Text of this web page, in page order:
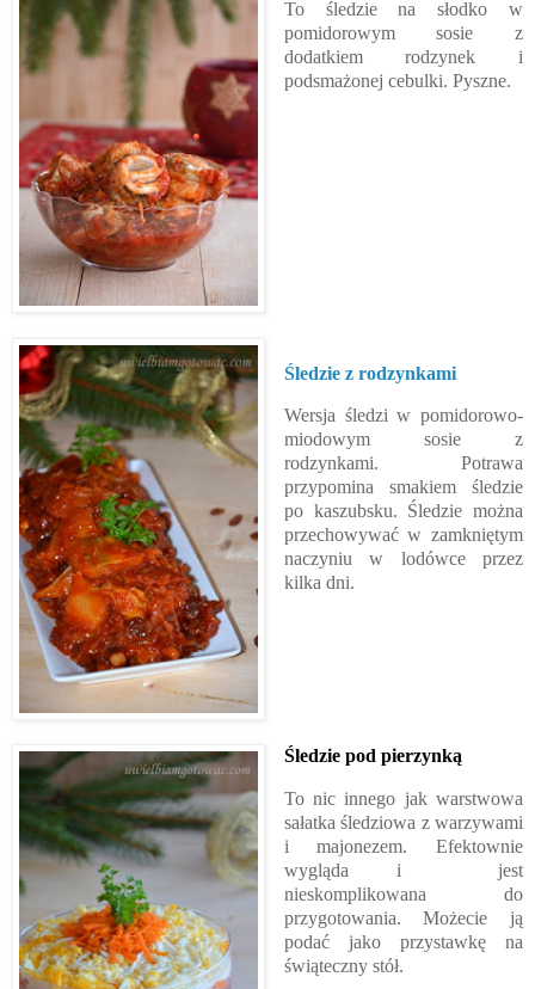
To śledzie na słodko w
pomidorowym sosie z
dodatkiem rodzynek i
podsmażonej cebulki. Pyszne.
Śledzie z rodzynkami
Wersja śledzi w pomidorowo-
miodowym sosie z
rodzynkami. Potrawa
przypomina smakiem śledzie
po kaszubsku. Śledzie można
przechowywać w zamkniętym
naczyniu w lodówce przez
kilka dni.
Śledzie pod pierzynką
To nic innego jak warstwowa
sałatka śledziowa z warzywami
i majonezem. Efektownie
wygląda i jest
nieskomplikowana do
przygotowania. Możecie ją
podać jako przystawkę na
świąteczny stół.